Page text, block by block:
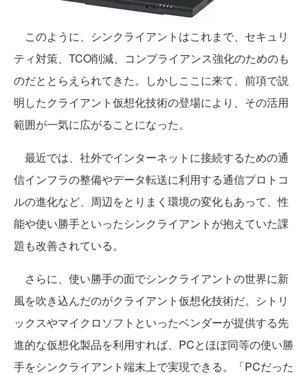
このように、シンクライアントはこれまで、セキュリ
ティ対策、TCO削減、コンプライアンス強化のためのも
のだととらえられてきた。しかしここに来て、前項で説
明したクライアント仮想化技術の登場により、その活用
範囲が一気に広がることになった。
最近では、社外でインターネットに接続するための通
信インフラの整備やデータ転送に利用する通信プロトコ
ルの進化など、周辺をとりまく環境の変化もあって、性
能や使い勝手といったシンクライアントが抱えていた課
題も改善されている。
さらに、使い勝手の面でシンクライアントの世界に新
風を吹き込んだのがクライアント仮想化技術だ。シトリ
ックスやマイクロソフトといったベンダーが提供する先
進的な仮想化製品を利用すれば、PCとほぼ同等の使い勝
手をシンクライアント端末上で実現できる。「PCだった